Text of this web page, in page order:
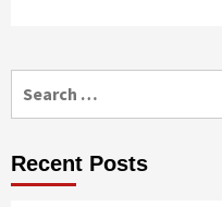
Recent Posts